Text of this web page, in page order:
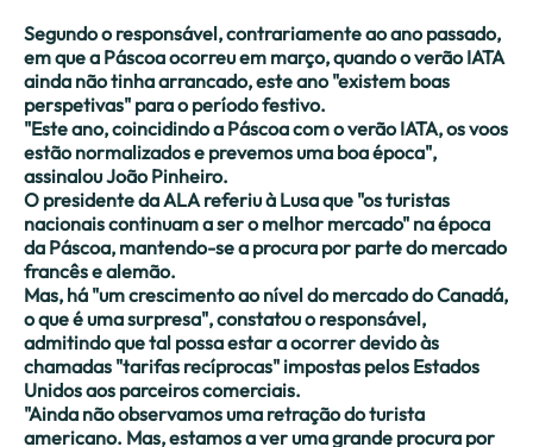
Segundo o responsável, contrariamente ao ano passado,
em que a Páscoa ocorreu em março, quando o verão IATA
ainda não tinha arrancado, este ano "existem boas
perspetivas" para o período festivo.
"Este ano, coincidindo a Páscoa com o verão IATA, os voos
estão normalizados e prevemos uma boa época",
assinalou João Pinheiro.
O presidente da ALA referiu à Lusa que "os turistas
nacionais continuam a ser o melhor mercado" na época
da Páscoa, mantendo-se a procura por parte do mercado
francês e alemão.
Mas, há "um crescimento ao nível do mercado do Canadá,
o que é uma surpresa", constatou o responsável,
admitindo que tal possa estar a ocorrer devido às
chamadas "tarifas recíprocas" impostas pelos Estados
Unidos aos parceiros comerciais.
"Ainda não observamos uma retração do turista
americano. Mas, estamos a ver uma grande procura por